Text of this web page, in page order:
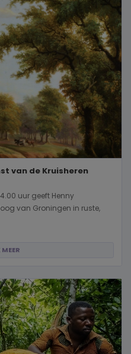
van de Kruisheren
uur geeft Henny
van Groningen in ruste,